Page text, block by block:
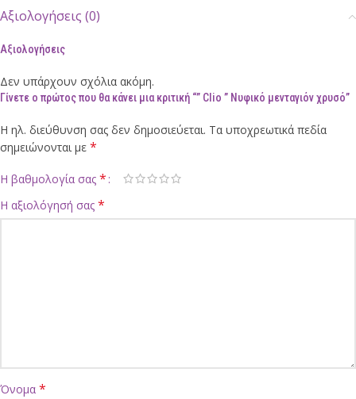
Αξιολογήσεις (0)
Αξιολογήσεις
Δεν υπάρχουν σχόλια ακόμη.
Γίνετε ο πρώτος που θα κάνει μια κριτική “” Clio ” Νυφικό μενταγιόν χρυσό”
Η ηλ. διεύθυνση σας δεν δημοσιεύεται. Τα υποχρεωτικά πεδία
σημειώνονται με *
Η βαθμολογία σας *
Η αξιολόγησή σας *
Όνομα *